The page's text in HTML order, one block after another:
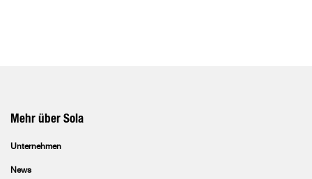
Mehr über Sola
Unternehmen
News